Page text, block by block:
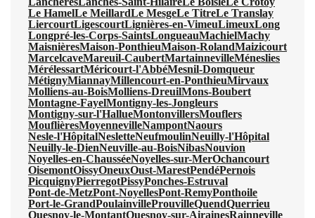
Le HamelLe MeillardLe MesgeLe TitreLe Translay
LiercourtLigescourtLignières-en-VimeuLimeuxLong
Longpré-les-Corps-SaintsLongueauMachielMachy
MaisnièresMaison-PonthieuMaison-RolandMaizicourt
MarcelcaveMareuil-CaubertMartainnevilleMéneslies
MérélessartMéricourt-l'AbbéMesnil-Domqueur
MétignyMiannayMillencourt-en-PonthieuMirvaux
Molliens-au-BoisMolliens-DreuilMons-Boubert
Montagne-FayelMontigny-les-Jongleurs
Montigny-sur-l'HallueMontonvillersMouflers
MouflièresMoyennevilleNampontNaours
Nesle-l'HôpitalNesletteNeufmoulinNeuilly-l'Hôpital
Neuilly-le-DienNeuville-au-BoisNibasNouvion
Noyelles-en-ChausséeNoyelles-sur-MerOchancourt
OisemontOissyOneuxOust-MarestPendéPernois
PicquignyPierregotPissyPonches-Estruval
Pont-de-MetzPont-NoyellesPont-RemyPonthoile
Port-le-GrandPoulainvilleProuvilleQuendQuerrieu
Quesnoy-le-MontantQuesnoy-sur-AirainesRainneville